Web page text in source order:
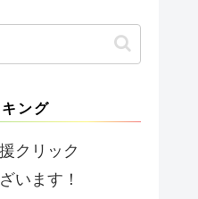
ング
クリック
います！